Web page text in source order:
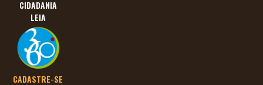
CIDADANIA
LEIA
CADASTRE-SE